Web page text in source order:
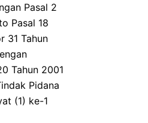
Pasal 2
Pasal 18
31 Tahun
Tahun 2001
Pidana
(1) ke-1